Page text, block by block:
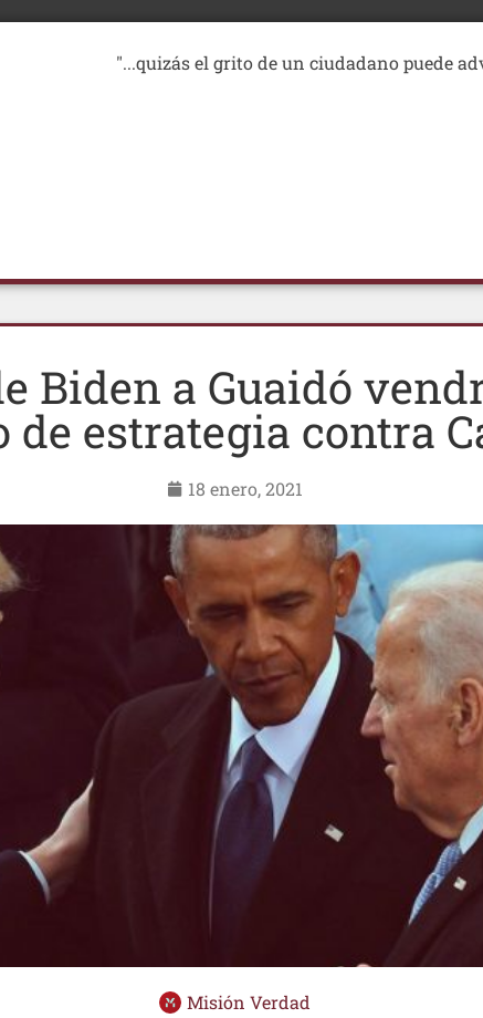
"...quizás el grito de un ciudadano puede
Biden a Guaidó
de estrategia contra
18 enero, 2021
Misión Verdad